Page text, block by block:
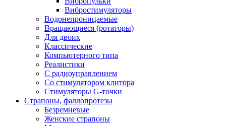
Вибростимуляторы
Водонепроницаемые
Вращающиеся (ротаторы)
Для двоих
Классические
Компьютерного типа
Реалистики
С радиоуправлением
Со стимулятором клитора
Стимуляторы G-точки
Страпоны, фаллопротезы
Безремневые
Женские страпоны